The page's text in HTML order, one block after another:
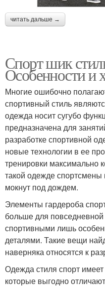
читать дальше →
Спорт шик
Особенности и
Многие ошибочно
спортивный стиль
одежда носит сугубо
предназначена для
разработке спортивной
новые технологии в ее
тренировки
такой одежде спортсмены
мокнут под дождем.
Элементы гардероба
больше для
спортивными лишь
деталями. Такие вещи
наверняка относятся к
Одежда стиля спорт
которые выгодно